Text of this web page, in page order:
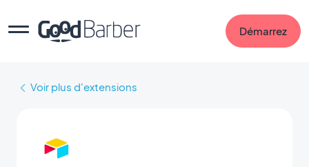
Démarrez
Voir plus d'extensions